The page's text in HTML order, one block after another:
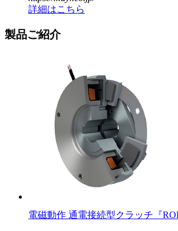
詳細はこちら
製品ご紹介
電磁動作 通電接続型クラッチ『